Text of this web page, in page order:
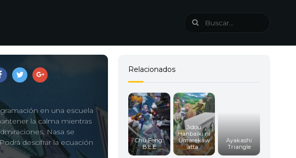
en una escuela
la calma mientras
Nasa se
descifrar la ecuación
Relacionados
Chu Feng:
B.E.E
Jidou
Hanbaiki ni
Umarekaw
atta...
Ayakashi
Triangle